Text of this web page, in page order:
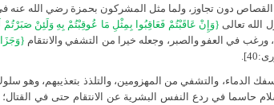
دون تجاوز، ولما مثل المشركون بحمزة رضي الله عنه
الله تعالى {وَإِنْ عَاقَبْتُمْ فَعَاقِبُوا بِمِثْلِ مَا عُوقِبْتُمْ بِهِ وَلَئِنْ صَبَرْتُمْ
ورغب في العفو والصبر، وجعله خيرا من التشفي والانتقام
الدماء، والتشفي من المهزومين، والتلذذ بتعذيبهم، وهو
حاسما في ردع النفس البشرية عن الانتقام حتى في